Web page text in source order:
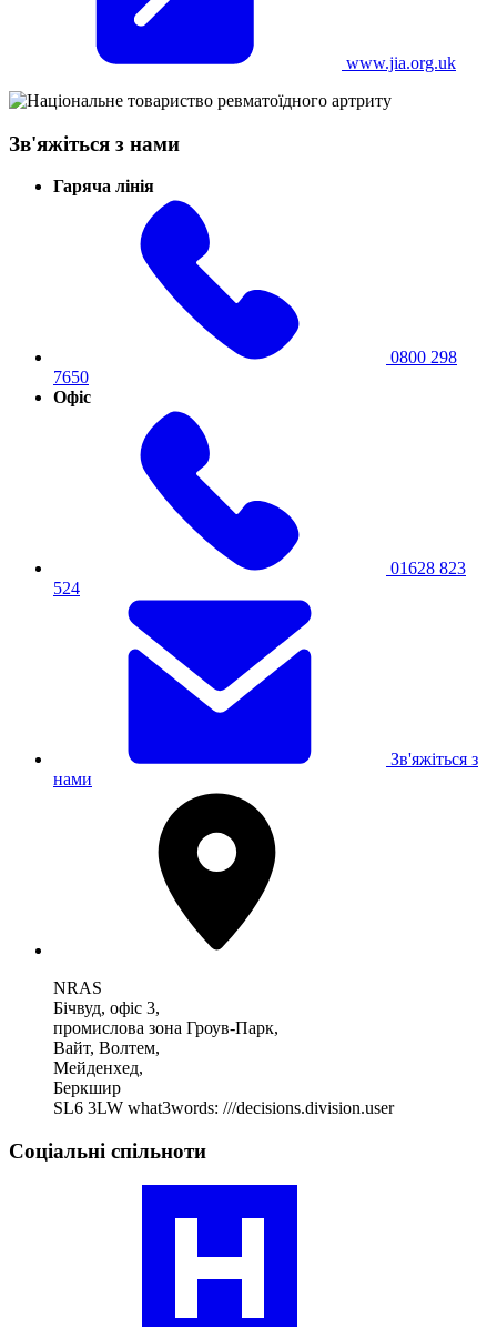
www.jia.org.uk
Зв'яжіться з нами
Гаряча лінія
0800 298
7650
Офіс
01628 823
524
Зв'яжіться з
нами
NRAS
Бічвуд, офіс 3,
промислова зона Гроув-Парк,
Вайт, Волтем,
Мейденхед,
Беркшир
SL6 3LW what3words: ///decisions.division.user
Соціальні спільноти